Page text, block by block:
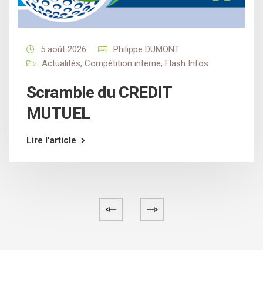
5 août 2026
Philippe DUMONT
Actualités, Compétition interne, Flash Infos
Scramble du CREDIT
MUTUEL
Lire l'article